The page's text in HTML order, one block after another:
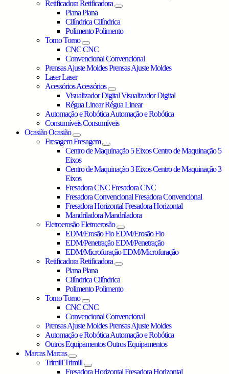
RetificadoraRetificadora
PlanaPlana
CilíndricaCilíndrica
PolimentoPolimento
TornoTorno
CNCCNC
ConvencionalConvencional
Prensas Ajuste MoldesPrensas Ajuste Moldes
LaserLaser
AcessóriosAcessórios
Visualizador DigitalVisualizador Digital
Régua LinearRégua Linear
Automação e RobóticaAutomação e Robótica
ConsumíveisConsumíveis
OcasiãoOcasião
FresagemFresagem
Centro de Maquinação 5 EixosCentro de Maquinação 5
Eixos
Centro de Maquinação 3 EixosCentro de Maquinação 3
Eixos
Fresadora CNCFresadora CNC
Fresadora ConvencionalFresadora Convencional
Fresadora HorizontalFresadora Horizontal
MandriladoraMandriladora
EletroerosãoEletroerosão
EDM/Erosão FioEDM/Erosão Fio
EDM/PenetraçãoEDM/Penetração
EDM/MicrofuraçãoEDM/Microfuração
RetificadoraRetificadora
PlanaPlana
CilíndricaCilíndrica
PolimentoPolimento
TornoTorno
CNCCNC
ConvencionalConvencional
Prensas Ajuste MoldesPrensas Ajuste Moldes
Automação e RobóticaAutomação e Robótica
Outros EquipamentosOutros Equipamentos
MarcasMarcas
TrimillTrimill
Fresadora HorizontalFresadora Horizontal